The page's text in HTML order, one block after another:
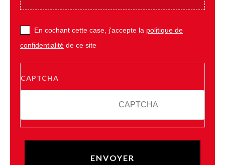
En cochant cette case, j'accepte la politique de
confidentialité de ce site
CAPTCHA